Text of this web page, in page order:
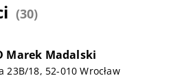
(30)
Marek Madalski
23B/18, 52-010 Wrocław